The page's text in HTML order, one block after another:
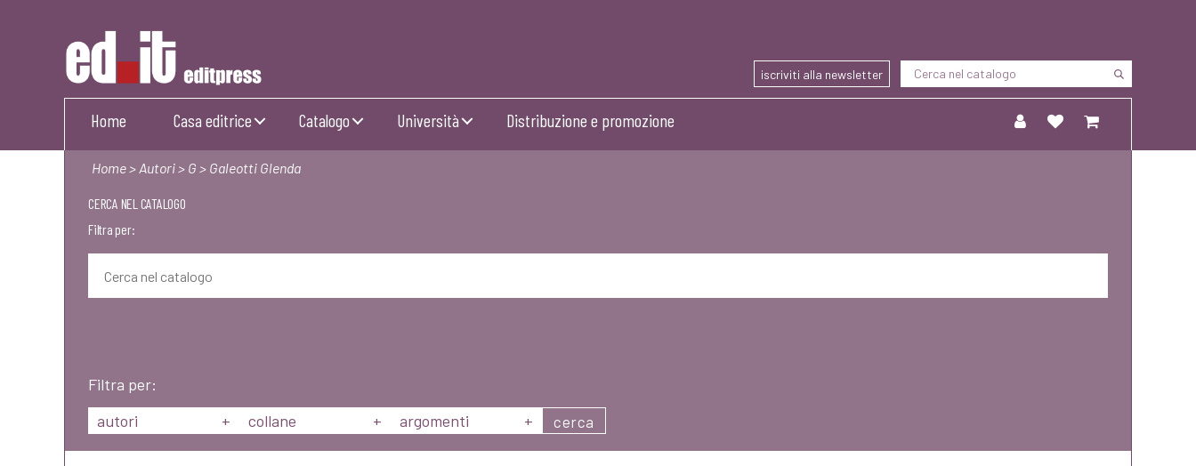
Editpress
iscriviti alla newsletter
Home Casa editrice Catalogo Università Distribuzione e promozione
Home> Autori> G > Galeotti Glenda
CERCA NEL CATALOGO
Filtra per:
Filtra per:
autori
+ collane + argomenti + cerca